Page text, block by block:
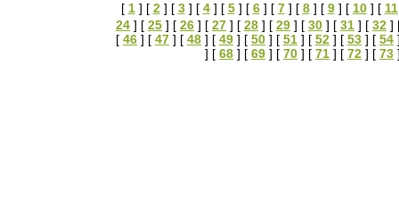
[ 1] [ 2] [ 3] [ 4] [ 5] [ 6] [ 7] [ 8] [ 9] [ 10] [ 11
24 ] [ 25 ] [ 26 ] [ 27 ] [ 28 ] [ 29 ] [ 30 ] [ 31 ] [ 32 ]
[ 46 ] [ 47 ] [ 48 ] [ 49 ] [ 50 ] [ 51 ] [ 52 ] [ 53 ] [ 54
] [ 68 ] [ 69 ] [ 70 ] [ 71 ] [ 72 ] [ 73